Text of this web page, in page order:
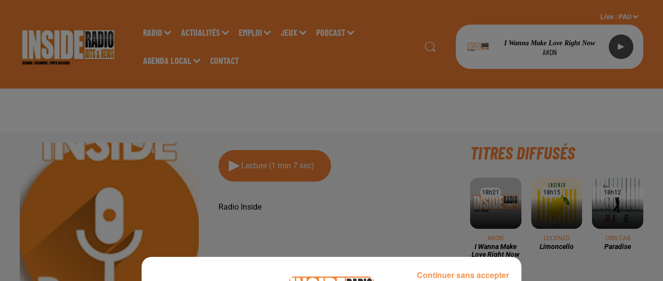
RADIO ACTUALITÉS EMPLOI JEUX PODCAST
AGENDA LOCAL CONTACT
Live : PAU
I Wanna Make Love Right Now
AKON
Lecture (1 min 7 sec)
Radio Inside
TITRES DIFFUSÉS
18h21
18h21
AKON
I Wanna Make
Love Right Now
18h15
18h15
LUCENZO
Limoncello
18h12
18h12
CRIS CAB
Paradise
Continuer sans accepter